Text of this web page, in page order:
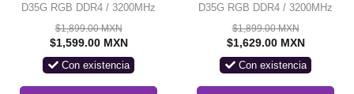
D35G RGB DDR4 / 3200MHz
/ 8GB / Non-ECC / CL16 /
XMP / Black /
SOLO VENTA EN
$1,899.00 MXN
$1,599.00 MXN
Con existencia
D35G RGB DDR4 / 3200MHz
/ 8GB / Non-ECC / CL16 /
XMP / White /
/ SOLO VENTA EN
$1,899.00 MXN
$1,629.00 MXN
Con existencia